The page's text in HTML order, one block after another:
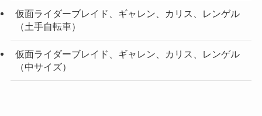
仮面ライダーブレイド、ギャレン、カリス、レンゲル
（土手自転車）
仮面ライダーブレイド、ギャレン、カリス、レンゲル
（中サイズ）